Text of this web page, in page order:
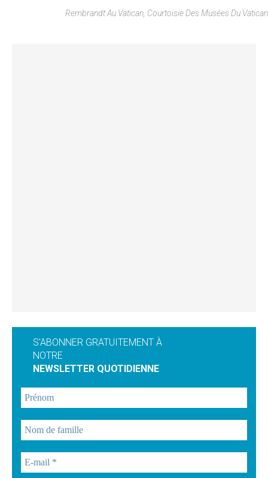
Rembrandt Au Vatican, Courtoisie Des Musées Du Vatican
S'ABONNER GRATUITEMENT À
NOTRE
NEWSLETTER QUOTIDIENNE